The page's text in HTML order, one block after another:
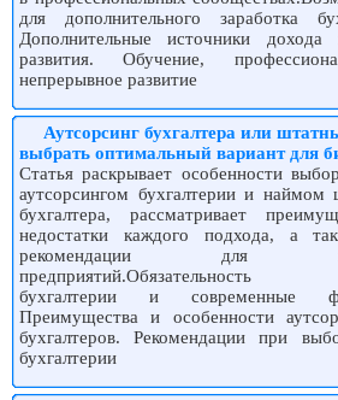
для дополнительного заработка
Дополнительные источники дохода
развития. Обучение,
непрерывное развитие
Аутсорсинг бухгалтера или
выбрать оптимальный вариант для
Статья раскрывает особенности
аутсорсингом бухгалтерии и наймом
бухгалтера, рассматривает
недостатки каждого подхода, а
рекомендации для
предприятий.Обязательность
бухгалтерии и современные
Преимущества и особенности
бухгалтеров. Рекомендации при
бухгалтерии